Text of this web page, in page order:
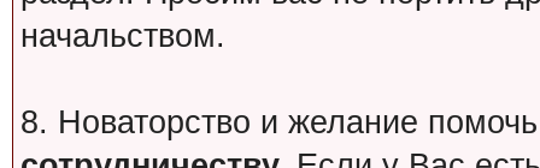
начальством.
8. Новаторство и желание